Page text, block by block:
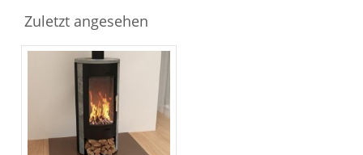
Zuletzt angesehen